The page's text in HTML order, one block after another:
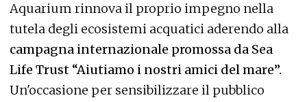
Aquarium rinnova il proprio impegno nella
tutela degli ecosistemi acquatici aderendo alla
campagna internazionale promossa da Sea
Life Trust “Aiutiamo i nostri amici del mare”.
Un'occasione per sensibilizzare il pubblico